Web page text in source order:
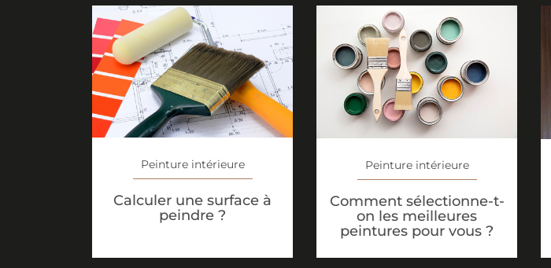
Peinture intérieure
Calculer une surface à
peindre ?
Peinture intérieure
Comment sélectionne-t-
on les meilleures
peintures pour vous ?